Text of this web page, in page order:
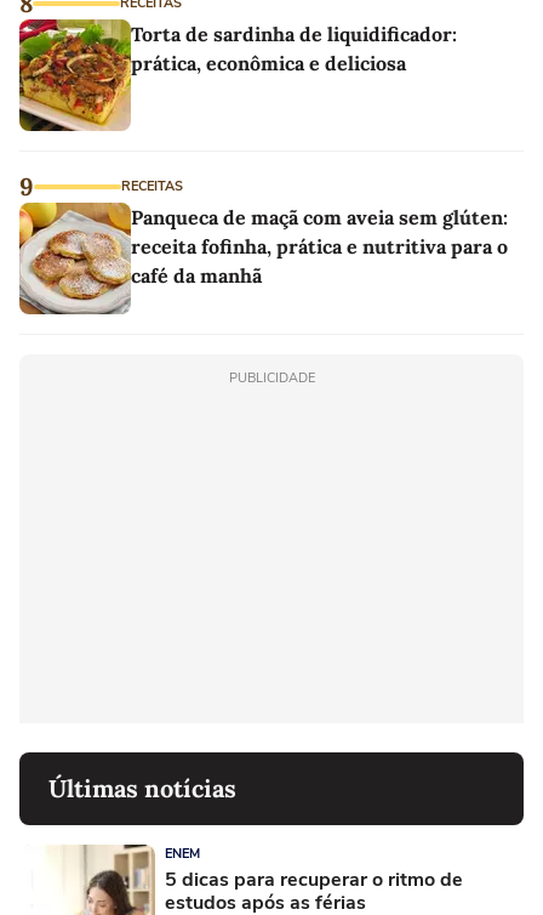
Torta de sardinha de liquidificador:
prática, econômica e deliciosa
9 RECEITAS
Panqueca de maçã com aveia sem glúten:
receita fofinha, prática e nutritiva para o
café da manhã
PUBLICIDADE
Últimas notícias
ENEM
5 dicas para recuperar o ritmo de
estudos após as férias